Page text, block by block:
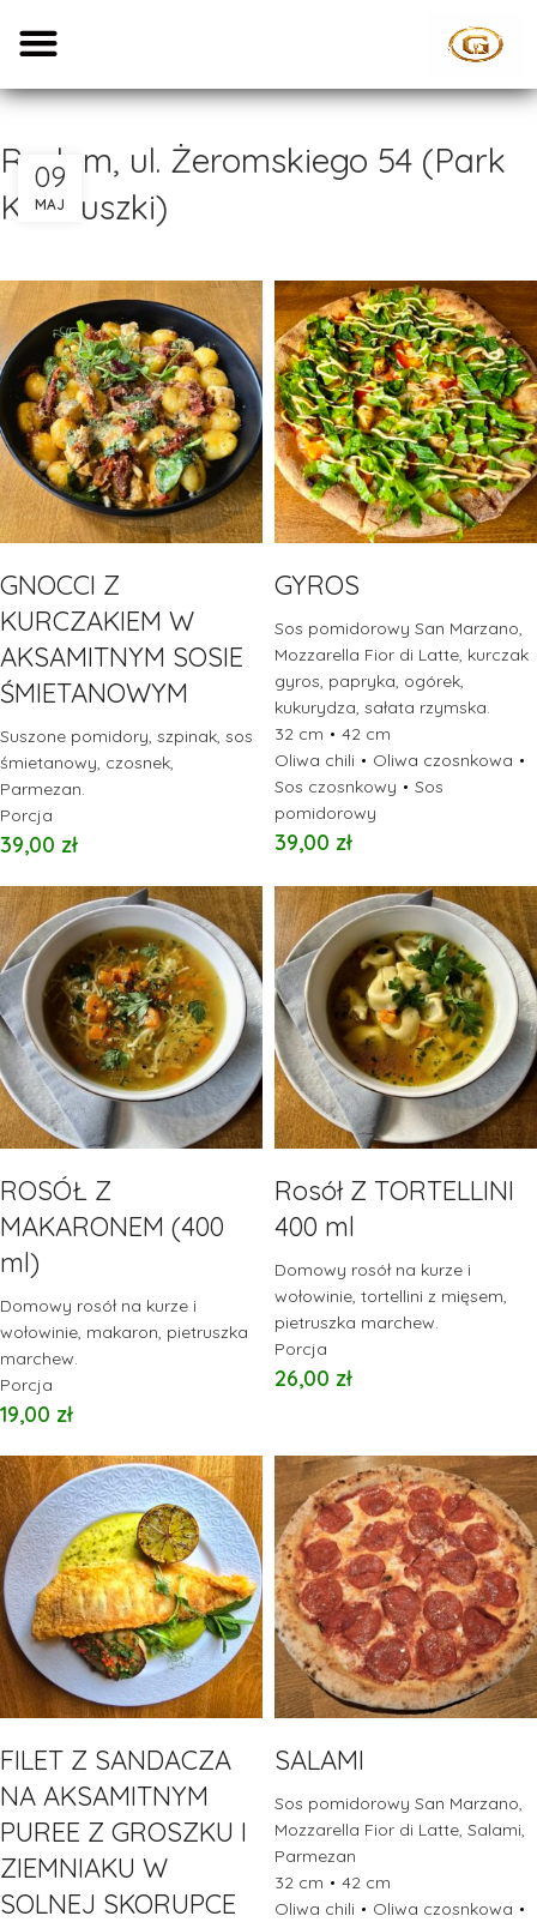
Radom, ul. Żeromskiego 54 (Park
Kościuszki)
09
MAJ
GNOCCI Z
KURCZAKIEM W
AKSAMITNYM SOSIE
ŚMIETANOWYM
Suszone pomidory, szpinak, sos
śmietanowy, czosnek,
Parmezan.
Porcja
39,00 zł
GYROS
Sos pomidorowy San Marzano,
Mozzarella Fior di Latte, kurczak
gyros, papryka, ogórek,
kukurydza, sałata rzymska.
32 cm
42 cm
Oliwa chili
Oliwa czosnkowa
Sos czosnkowy
Sos
pomidorowy
39,00 zł
ROSÓŁ Z
MAKARONEM (400
ml)
Domowy rosół na kurze i
wołowinie, makaron, pietruszka
marchew.
Porcja
19,00 zł
Rosół Z TORTELLINI
400 ml
Domowy rosół na kurze i
wołowinie, tortellini z mięsem,
pietruszka marchew.
Porcja
26,00 zł
FILET Z SANDACZA
NA AKSAMITNYM
PUREE Z GROSZKU I
ZIEMNIAKU W
SOLNEJ SKORUPCE
SALAMI
Sos pomidorowy San Marzano,
Mozzarella Fior di Latte, Salami,
Parmezan
32 cm
42 cm
Oliwa chili
Oliwa czosnkowa